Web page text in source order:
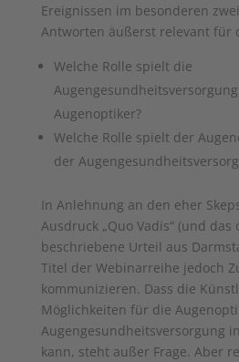
Ereignissen im besonderen
Antworten äußerst relevant für
Welche Rolle spielt die
Augenoptiker?
Welche Rolle spielt der
der
In Anlehnung an den eher
Ausdruck „Quo Vadis“ (und
beschriebene Urteil aus
Titel der Webinarreihe jedoch
kommunizieren. Dass die
Möglichkeiten für die
Augengesundheitsversorgung
kann, steht außer Frage. Aber